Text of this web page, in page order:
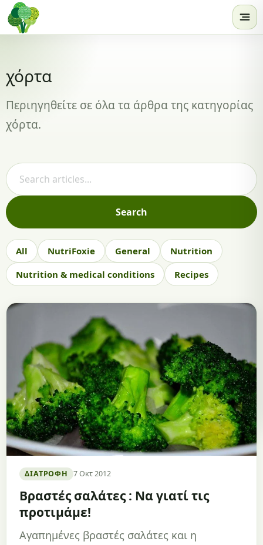
Skip to content
χόρτα
Περιηγηθείτε σε όλα τα άρθρα της κατηγορίας
χόρτα.
Search articles
Search
All NutriFoxie General
Nutrition
Nutrition & medical conditions
Recipes
ΔΙΑΤΡΟΦΉ 7 Οκτ 2012
Βραστές σαλάτες : Να γιατί τις
προτιμάμε!
Αγαπημένες βραστές σαλάτες και η